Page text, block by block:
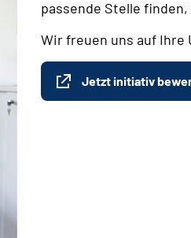
passende Stelle
Wir freuen uns auf Ihre
Jetzt initiativ